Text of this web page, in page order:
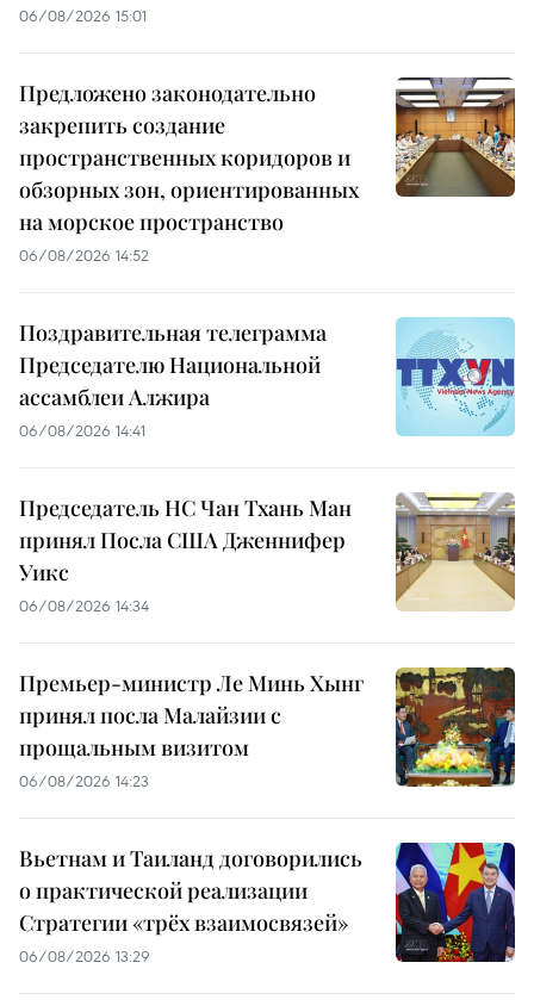
06/08/2026 15:01
Предложено законодательно
закрепить создание
пространственных коридоров и
обзорных зон, ориентированных
на морское пространство
06/08/2026 14:52
Поздравительная телеграмма
Председателю Национальной
ассамблеи Алжира
06/08/2026 14:41
Председатель НС Чан Тхань Ман
принял Посла США Дженнифер
Уикс
06/08/2026 14:34
Премьер-министр Ле Минь Хынг
принял посла Малайзии с
прощальным визитом
06/08/2026 14:23
Вьетнам и Таиланд договорились
о практической реализации
Стратегии «трёх взаимосвязей»
06/08/2026 13:29